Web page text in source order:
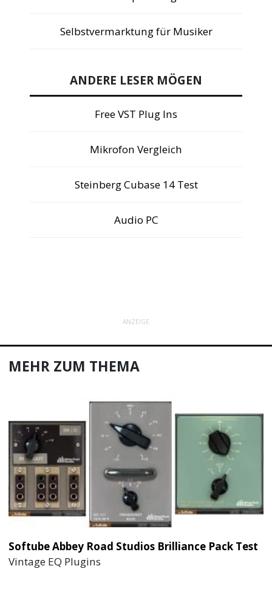
Selbstvermarktung für Musiker
ANDERE LESER MÖGEN
Free VST Plug Ins
Mikrofon Vergleich
Steinberg Cubase 14 Test
Audio PC
ANZEIGE
MEHR ZUM THEMA
Softube Abbey Road Studios Brilliance Pack Test
Vintage EQ Plugins